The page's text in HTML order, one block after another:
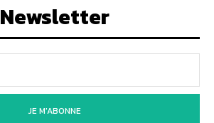
Newsletter
JE M'ABONNE